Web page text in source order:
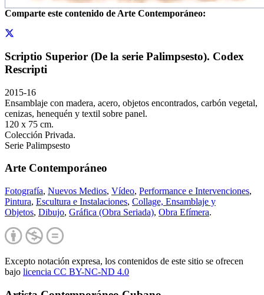
Comparte este contenido de Arte Contemporáneo:
Scriptio Superior (De la serie Palimpsesto). Codex
Rescripti
2015-16
Ensamblaje con madera, acero, objetos encontrados, carbón vegetal,
cenizas, henequén y textil sobre panel.
120 x 75 cm.
Colección Privada.
Serie Palimpsesto
Arte Contemporáneo
Fotografía, Nuevos Medios, Vídeo, Performance e Intervenciones,
Pintura, Escultura e Instalaciones, Collage, Ensamblaje y
Objetos, Dibujo, Gráfica (Obra Seriada), Obra Efímera.
Excepto notación expresa, los contenidos de este sitio se ofrecen
bajo licencia CC BY-NC-ND 4.0